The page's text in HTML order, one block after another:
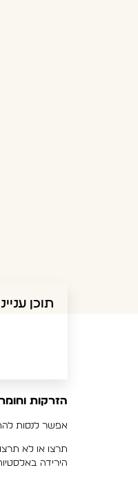
תוכן
הזרקות
אפשר לנסות
תרצו או לא
הירידה